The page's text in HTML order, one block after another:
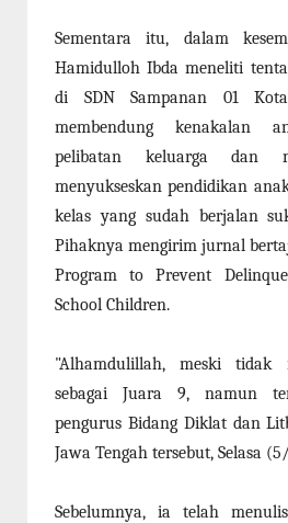
Sementara itu, dalam
Hamidulloh Ibda meneliti
di SDN Sampanan 01
membendung kenakalan
pelibatan keluarga dan
menyukseskan pendidikan
kelas yang sudah berjalan
Pihaknya mengirim jurnal
Program to Prevent
School Children.
"Alhamdulillah, meski tidak
sebagai Juara 9, namun
pengurus Bidang Diklat dan
Jawa Tengah tersebut, Selasa
Sebelumnya, ia telah